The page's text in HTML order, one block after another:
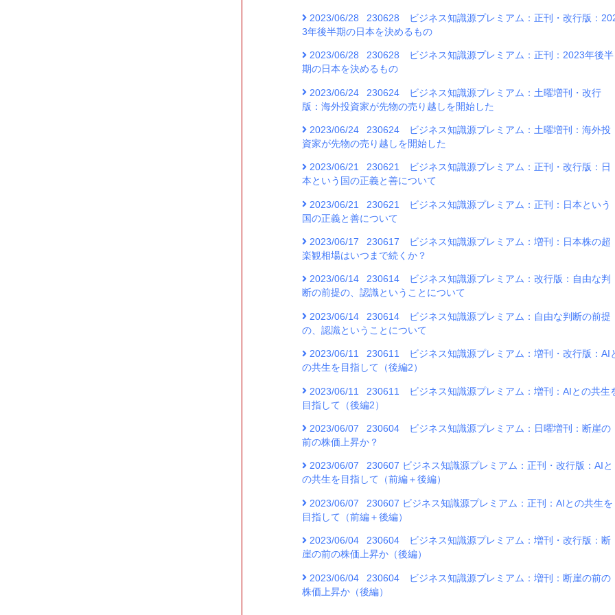
2023/06/28
230628 ビジネス知識源プレミアム：正刊・改行版：
3年後半期の日本を決めるもの
2023/06/28
230628 ビジネス知識源プレミアム：正刊：2023年後半
期の日本を決めるもの
2023/06/24
230624 ビジネス知識源プレミアム：土曜増刊・改行
版：海外投資家が先物の売り越しを開始した
2023/06/24
230624 ビジネス知識源プレミアム：土曜増刊：海外投
資家が先物の売り越しを開始した
2023/06/21
230621 ビジネス知識源プレミアム：正刊・改行版：日
本という国の正義と善について
2023/06/21
230621 ビジネス知識源プレミアム：正刊：日本という
国の正義と善について
2023/06/17
230617 ビジネス知識源プレミアム：増刊：日本株の超
楽観相場はいつまで続くか？
2023/06/14
230614 ビジネス知識源プレミアム：改行版：自由な判
断の前提の、認識ということについて
2023/06/14
230614 ビジネス知識源プレミアム：自由な判断の前提
の、認識ということについて
2023/06/11
230611 ビジネス知識源プレミアム：増刊・改行版：AI
の共生を目指して（後編2）
2023/06/11
230611 ビジネス知識源プレミアム：増刊：AIとの共生
目指して（後編2）
2023/06/07
230604 ビジネス知識源プレミアム：日曜増刊：断崖の
前の株価上昇か？
2023/06/07
230607 ビジネス知識源プレミアム：正刊・改行版：AIと
の共生を目指して（前編＋後編）
2023/06/07
230607 ビジネス知識源プレミアム：正刊：AIとの共生を
目指して（前編＋後編）
2023/06/04
230604 ビジネス知識源プレミアム：増刊・改行版：断
崖の前の株価上昇か（後編）
2023/06/04
230604 ビジネス知識源プレミアム：増刊：断崖の前の
株価上昇か（後編）